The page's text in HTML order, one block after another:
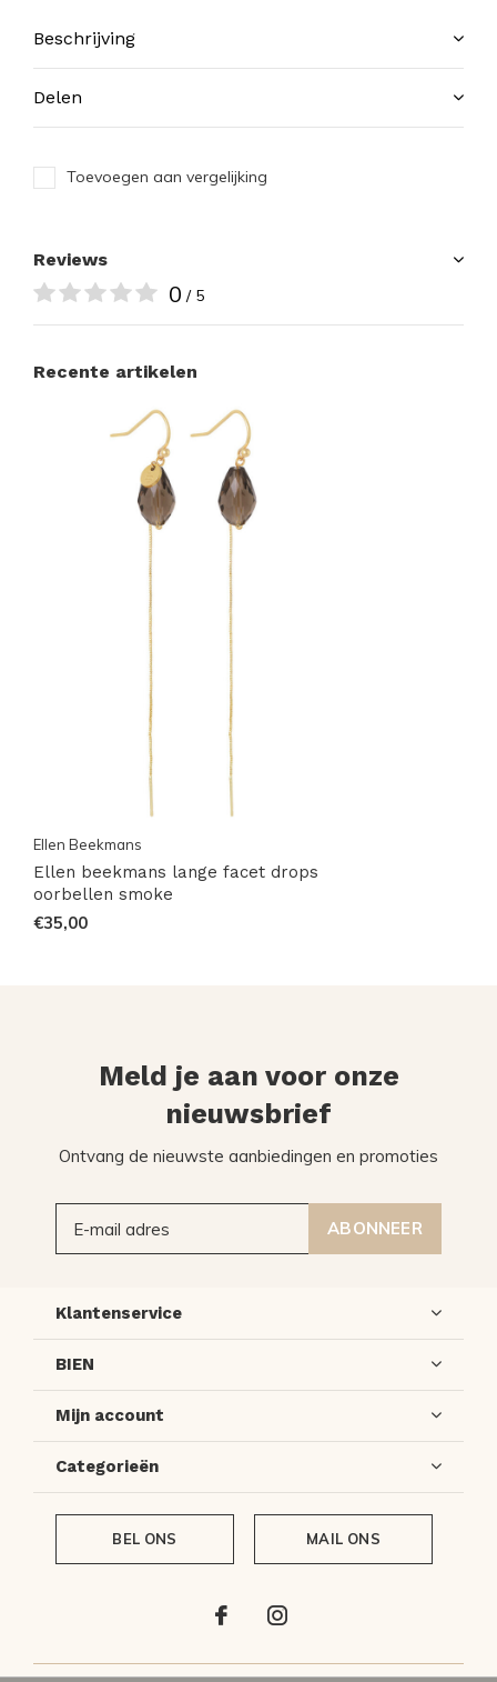
Beschrijving
Delen
Toevoegen aan vergelijking
Reviews
0 / 5
Recente artikelen
Ellen Beekmans
Ellen beekmans lange facet drops
oorbellen smoke
€35,00
Meld je aan voor onze
nieuwsbrief
Ontvang de nieuwste aanbiedingen en promoties
ABONNEER
Klantenservice
BIEN
Mijn account
Categorieën
BEL ONS MAIL ONS